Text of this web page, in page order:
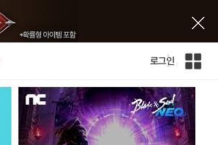
로그인
인
전
체
사